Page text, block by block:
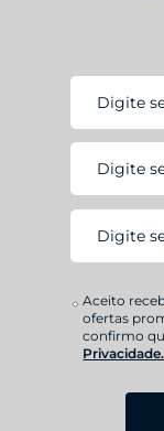
Aceito
ofertas
confirmo
Privacidade.